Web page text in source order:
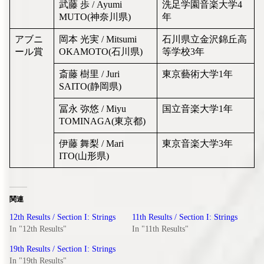
武藤 歩 / Ayumi
MUTO(神奈川県)
洗足学園音楽大学4
年
アブニ
ール賞
岡本 光実 / Mitsumi
OKAMOTO(石川県)
石川県立金沢錦丘高
等学校3年
斎藤 樹里 / Juri
SAITO(静岡県)
東京藝術大学1年
冨永 弥悠 / Miyu
TOMINAGA(東京都)
国立音楽大学1年
伊藤 舞梨 / Mari
ITO(山形県)
東京音楽大学3年
関連
12th Results / Section I: Strings
In "12th Results"
11th Results / Section I: Strings
In "11th Results"
19th Results / Section I: Strings
In "19th Results"